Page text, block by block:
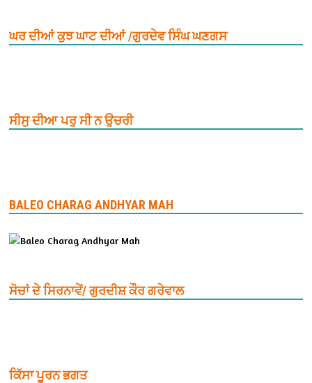
ਘਰ ਦੀਆਂ ਕੁਝ ਘਾਟ ਦੀਆਂ /ਗੁਰਦੇਵ ਸਿੰਘ ਘਣਗਸ
ਸੀਸੁ ਦੀਆ ਪਰੁ ਸੀ ਨ ਉਚਰੀ
BALEO CHARAG ANDHYAR MAH
ਸੋਚਾਂ ਦੇ ਸਿਰਨਾਵੇਂ/ ਗੁਰਦੀਸ਼ ਕੌਰ ਗਰੇਵਾਲ
ਕਿੱਸਾ ਪੂਰਨ ਭਗਤ